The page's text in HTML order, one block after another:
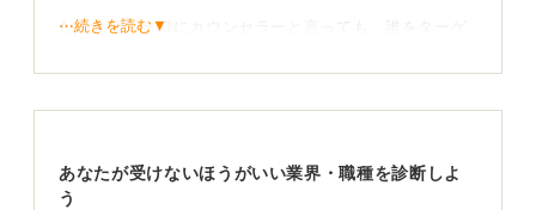
たとえば、一口にカウンセラーと言っても、誰をターゲ
アコンサルタントなど、有利な資格は変わってくるので
しいのかという3つ点の解像度を上げることで、活かせる
資格や必要なスキルが定まっていきます。
⋯続きを読む▼
あなたが受けないほうがいい業界・職種を診断しよ
う